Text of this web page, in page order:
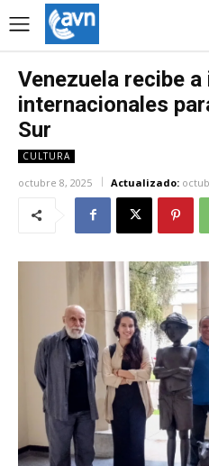
Venezuela recibe
internacionales
Sur
CULTURA
octubre 8, 2025 Actualizado: